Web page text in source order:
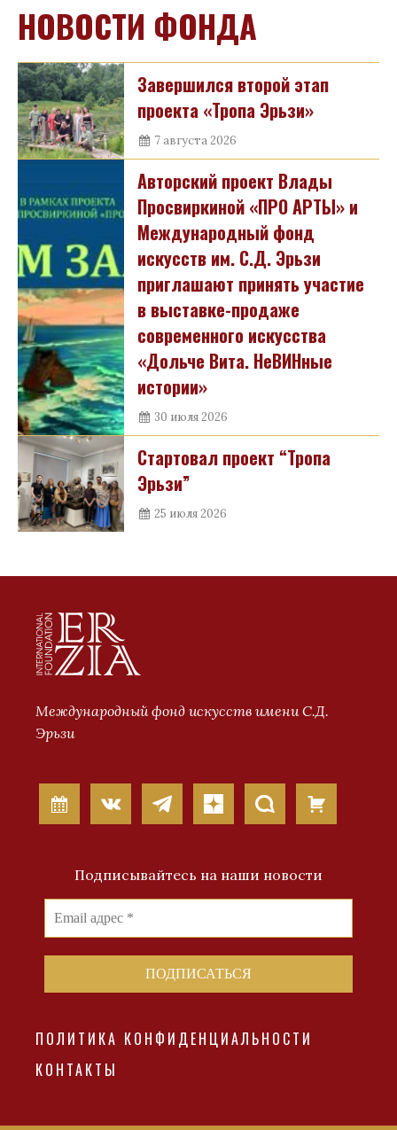
НОВОСТИ ФОНДА
Завершился второй этап
проекта «Тропа Эрьзи»
7 августа 2026
Авторский проект Влады
Просвиркиной «ПРО АРТЫ» и
Международный фонд
искусств им. С.Д. Эрьзи
приглашают принять участие
в выставке-продаже
современного искусства
«Дольче Вита. НеВИНные
истории»
30 июля 2026
Стартовал проект “Тропа
Эрьзи”
25 июля 2026
Международный фонд искусств имени С.Д.
Эрьзи
Подписывайтесь на наши новости
ПОЛИТИКА КОНФИДЕНЦИАЛЬНОСТИ
КОНТАКТЫ